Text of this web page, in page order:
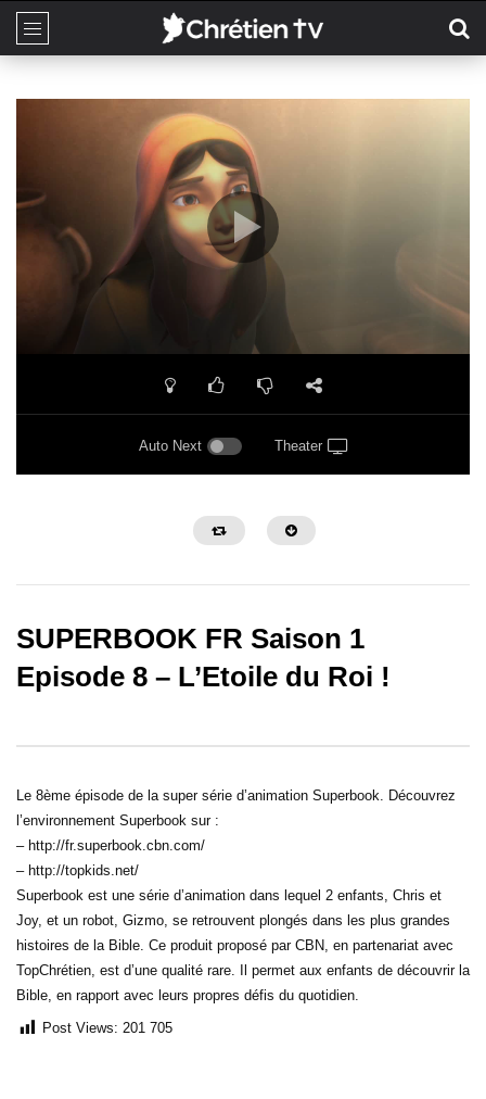
Auto Next Theater
SUPERBOOK FR Saison 1
Episode 8 – L’Etoile du Roi !
Le 8ème épisode de la super série d’animation Superbook. Découvrez
l’environnement Superbook sur :
– http://fr.superbook.cbn.com/
– http://topkids.net/
Superbook est une série d’animation dans lequel 2 enfants, Chris et
Joy, et un robot, Gizmo, se retrouvent plongés dans les plus grandes
histoires de la Bible. Ce produit proposé par CBN, en partenariat avec
TopChrétien, est d’une qualité rare. Il permet aux enfants de découvrir la
Bible, en rapport avec leurs propres défis du quotidien.
Post Views: 201 705